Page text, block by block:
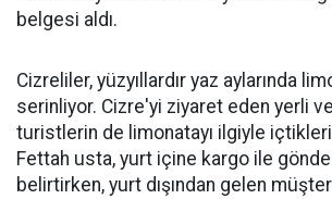
belgesi aldı.
Cizreliler, yüzyıllardır yaz aylarında
serinliyor. Cizre'yi ziyaret eden yerli
turistlerin de limonatayı ilgiyle
Fettah usta, yurt içine kargo ile
belirtirken, yurt dışından gelen